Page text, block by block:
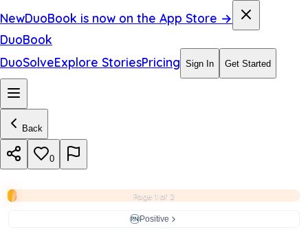
NewDuoBook is now on the App Store →
DuoBook
DuoSolveExplore StoriesPricing Sign In Get Started
Back
0
Page 1 of 2
Positive